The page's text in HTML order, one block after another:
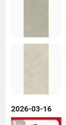
2026-03-16